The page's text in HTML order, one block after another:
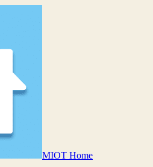
MIOT Home